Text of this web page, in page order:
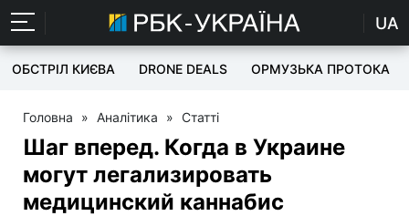
UA
ОБСТРІЛ КИЄВА DRONE DEALS ОРМУЗЬКА ПРОТОКА
Головна » Аналітика » Статті
Шаг вперед. Когда в Украине
могут легализировать
медицинский каннабис